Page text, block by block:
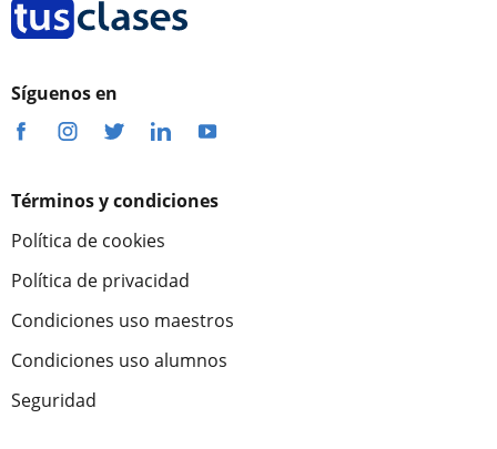
Síguenos en
Términos y condiciones
Política de cookies
Política de privacidad
Condiciones uso maestros
Condiciones uso alumnos
Seguridad